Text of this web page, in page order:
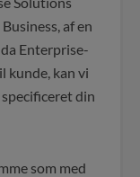
af en
Enterprise-
kunde, kan vi
din
som med